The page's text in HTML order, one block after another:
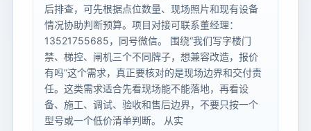
后排查，可先根据点位数量、现场照片和现有设备
情况协助判断预算。项目对接可联系董经理：
13521755685，同号微信。 围绕“我们写字楼门
禁、梯控、闸机三个不同牌子，想兼容改造，报价
有吗”这个需求，真正要核对的是现场边界和交付责
任。这类需求适合先看现场能不能落地，再看设
备、施工、调试、验收和售后边界，不要只按一个
型号或一个低价清单判断。 从实